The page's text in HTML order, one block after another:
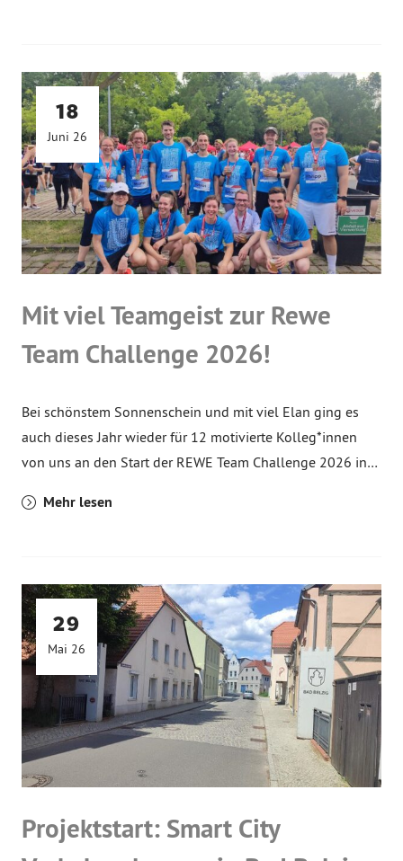
18
Juni 26
Mit viel Teamgeist zur Rewe
Team Challenge 2026!
Bei schönstem Sonnenschein und mit viel Elan ging es
auch dieses Jahr wieder für 12 motivierte Kolleg*innen
von uns an den Start der REWE Team Challenge 2026 in…
Mehr lesen
29
Mai 26
Projektstart: Smart City